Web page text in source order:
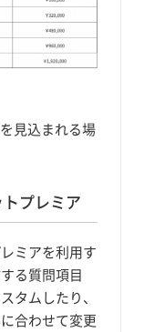
見込まれる場
プレミア
ミアを利用す
る質問項目
タムしたり、
合わせて変更